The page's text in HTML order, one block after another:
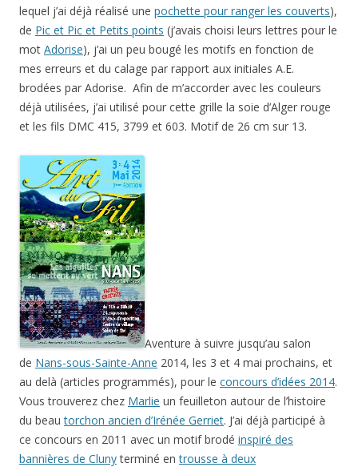
lequel j’ai déjà réalisé une pochette pour ranger les couverts),
de Pic et Pic et Petits points (j’avais choisi leurs lettres pour le
mot Adorise), j’ai un peu bougé les motifs en fonction de
mes erreurs et du calage par rapport aux initiales A.E.
brodées par Adorise. Afin de m’accorder avec les couleurs
déjà utilisées, j’ai utilisé pour cette grille la soie d’Alger rouge
et les fils DMC 415, 3799 et 603. Motif de 26 cm sur 13.
Aventure à suivre jusqu’au salon
de Nans-sous-Sainte-Anne 2014, les 3 et 4 mai prochains, et
au delà (articles programmés), pour le concours d’idées 2014.
Vous trouverez chez Marlie un feuilleton autour de l’histoire
du beautorchon ancien d’Irénée Gerriet. J’ai déjà participé à
ce concours en 2011 avec un motif brodé inspiré des
bannières de Clunyterminé entrousse à deux